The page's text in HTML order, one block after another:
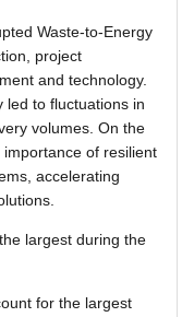
Waste-to-Energy
project
and technology.
led to fluctuations in
volumes. On the
of resilient
accelerating
largest during the
for the largest